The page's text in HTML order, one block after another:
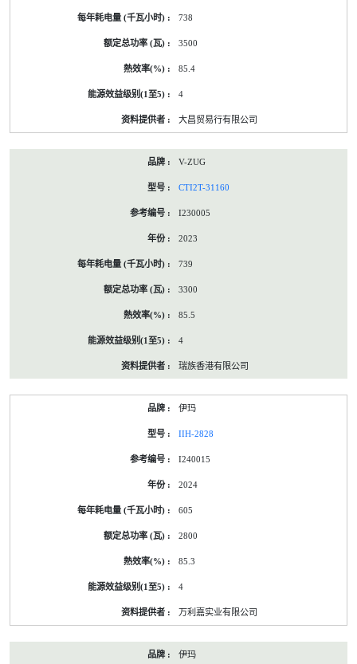
738
3500
85.4
4
大昌贸易行有限公司
V-ZUG
CTI2T-31160
I230005
2023
739
3300
85.5
4
瑞族香港有限公司
伊玛
IIH-2828
I240015
2024
605
2800
85.3
4
万利嘉实业有限公司
伊玛